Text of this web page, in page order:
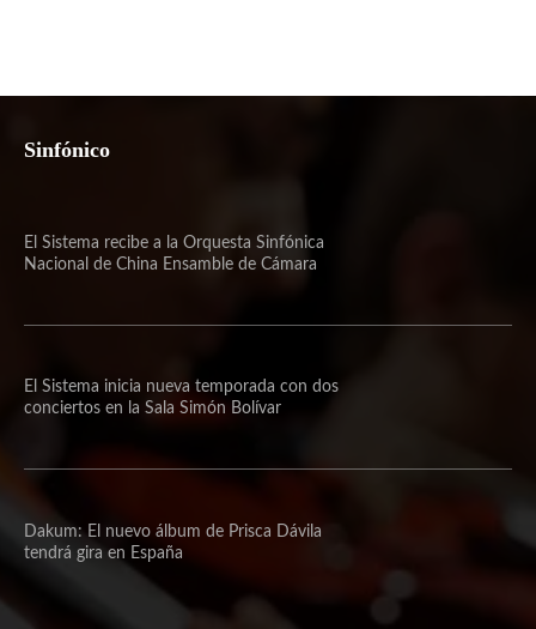
Sinfónico
El Sistema recibe a la Orquesta Sinfónica
Nacional de China Ensamble de Cámara
El Sistema inicia nueva temporada con dos
conciertos en la Sala Simón Bolívar
Dakum: El nuevo álbum de Prisca Dávila
tendrá gira en España